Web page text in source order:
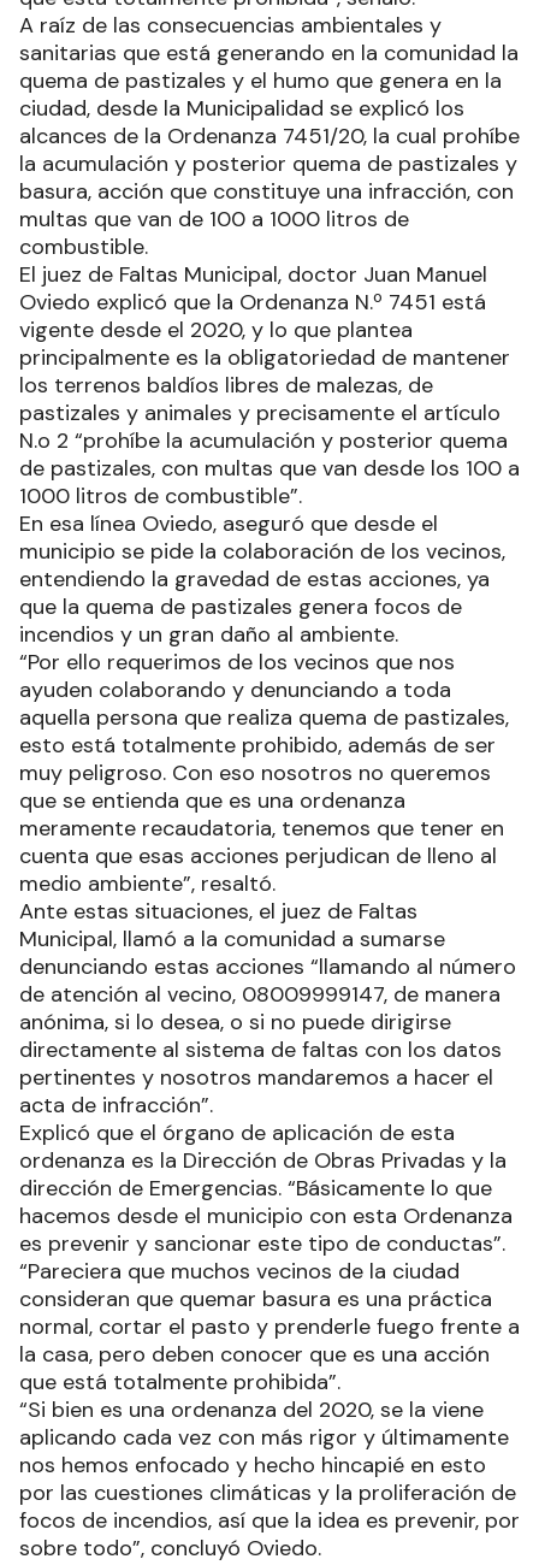
A raíz de las consecuencias ambientales y
sanitarias que está generando en la comunidad la
quema de pastizales y el humo que genera en la
ciudad, desde la Municipalidad se explicó los
alcances de la Ordenanza 7451/20, la cual prohíbe
la acumulación y posterior quema de pastizales y
basura, acción que constituye una infracción, con
multas que van de 100 a 1000 litros de
combustible.
El juez de Faltas Municipal, doctor Juan Manuel
Oviedo explicó que la Ordenanza N.º 7451 está
vigente desde el 2020, y lo que plantea
principalmente es la obligatoriedad de mantener
los terrenos baldíos libres de malezas, de
pastizales y animales y precisamente el artículo
N.o 2 “prohíbe la acumulación y posterior quema
de pastizales, con multas que van desde los 100 a
1000 litros de combustible”.
En esa línea Oviedo, aseguró que desde el
municipio se pide la colaboración de los vecinos,
entendiendo la gravedad de estas acciones, ya
que la quema de pastizales genera focos de
incendios y un gran daño al ambiente.
“Por ello requerimos de los vecinos que nos
ayuden colaborando y denunciando a toda
aquella persona que realiza quema de pastizales,
esto está totalmente prohibido, además de ser
muy peligroso. Con eso nosotros no queremos
que se entienda que es una ordenanza
meramente recaudatoria, tenemos que tener en
cuenta que esas acciones perjudican de lleno al
medio ambiente”, resaltó.
Ante estas situaciones, el juez de Faltas
Municipal, llamó a la comunidad a sumarse
denunciando estas acciones “llamando al número
de atención al vecino, 08009999147, de manera
anónima, si lo desea, o si no puede dirigirse
directamente al sistema de faltas con los datos
pertinentes y nosotros mandaremos a hacer el
acta de infracción”.
Explicó que el órgano de aplicación de esta
ordenanza es la Dirección de Obras Privadas y la
dirección de Emergencias. “Básicamente lo que
hacemos desde el municipio con esta Ordenanza
es prevenir y sancionar este tipo de conductas”.
“Pareciera que muchos vecinos de la ciudad
consideran que quemar basura es una práctica
normal, cortar el pasto y prenderle fuego frente a
la casa, pero deben conocer que es una acción
que está totalmente prohibida”.
“Si bien es una ordenanza del 2020, se la viene
aplicando cada vez con más rigor y últimamente
nos hemos enfocado y hecho hincapié en esto
por las cuestiones climáticas y la proliferación de
focos de incendios, así que la idea es prevenir, por
sobre todo”, concluyó Oviedo.